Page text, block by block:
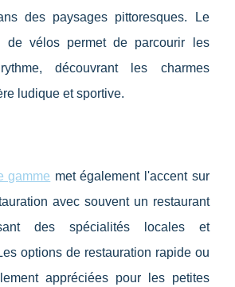
des paysages pittoresques. Le
de vélos permet de parcourir les
découvrant les charmes
ludique et sportive.
gamme met également l'accent sur
avec souvent un restaurant
des spécialités locales et
options de restauration rapide ou
appréciées pour les petites